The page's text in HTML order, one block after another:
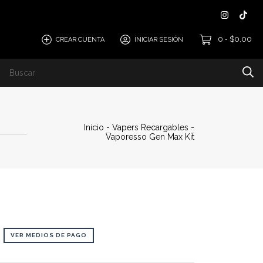
CREAR CUENTA INICIAR SESIÓN 0 - $0,00
Inicio - Vapers Recargables -
Vaporesso Gen Max Kit
VER MEDIOS DE PAGO